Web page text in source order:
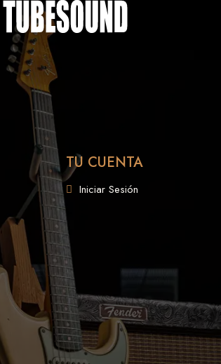
TU CUENTA
Iniciar Sesión